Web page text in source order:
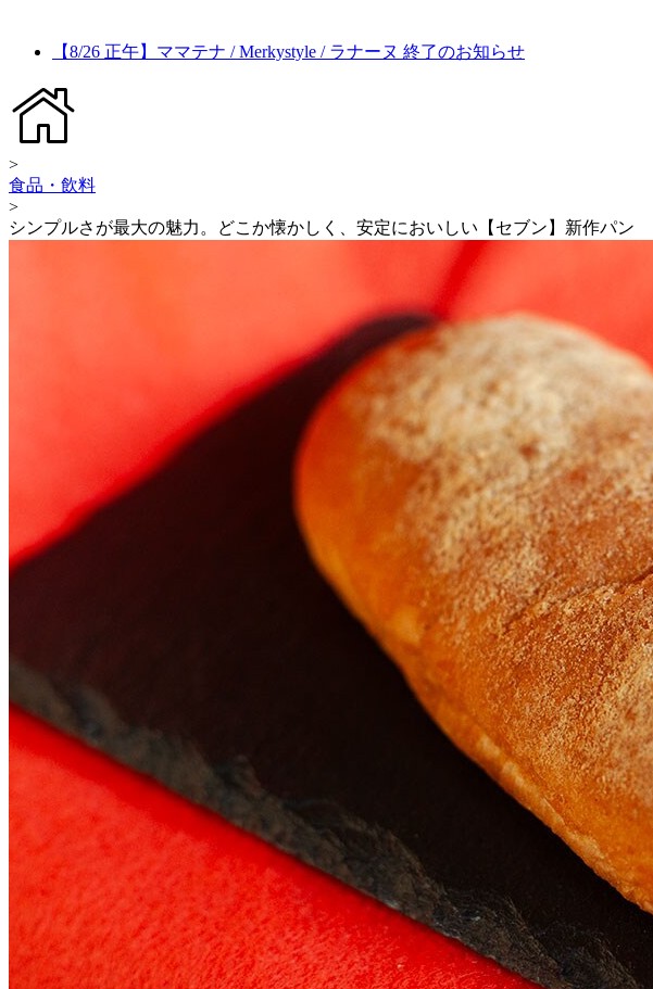
【8/26 正午】ママテナ / Merkystyle / ラナーヌ 終了のお知らせ
>
食品・飲料
>
シンプルさが最大の魅力。どこか懐かしく、安定においしい【セブン】新作パン